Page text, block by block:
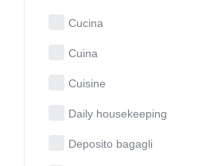
Cucina
Cuina
Cuisine
Daily housekeeping
Deposito bagagli